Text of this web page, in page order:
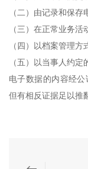
（二）由记录和保
（三）在正常业务活
（四）以档案管理方
（五）以当事人约定
电子数据的内容经公
但有相反证据足以推